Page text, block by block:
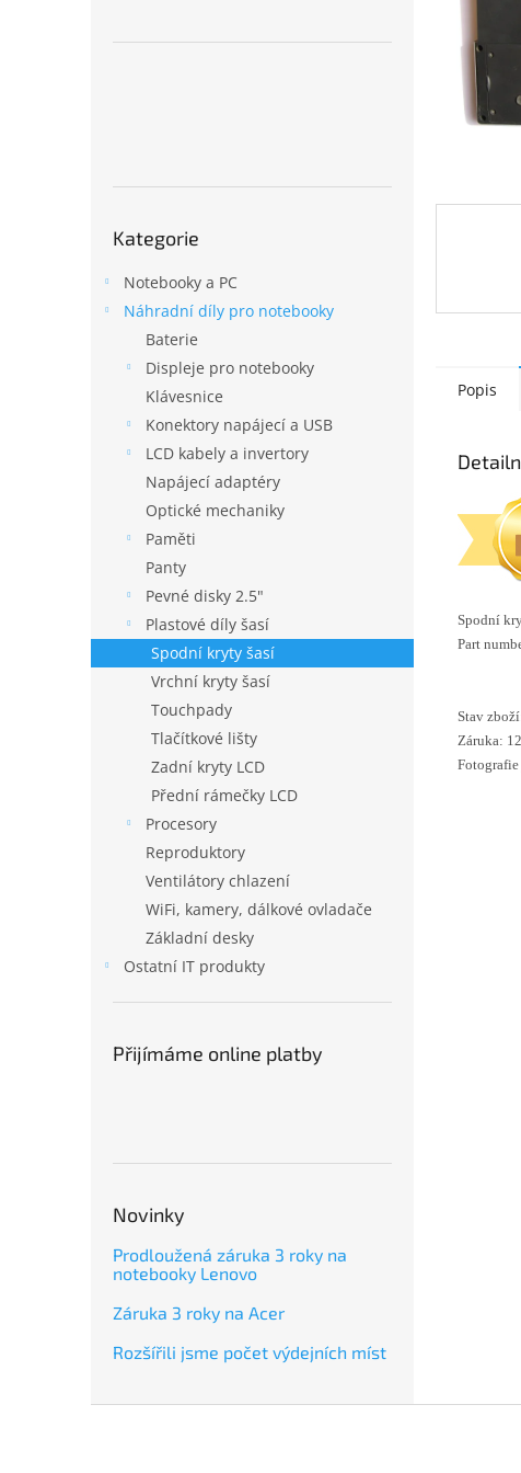
kategorie
Kategorie
Notebooky a PC
Náhradní díly pro notebooky
Baterie
Displeje pro notebooky
Klávesnice
Konektory napájecí a USB
LCD kabely a invertory
Napájecí adaptéry
Optické mechaniky
Paměti
Panty
Pevné disky 2.5"
Plastové díly šasí
Spodní kryty šasí
Vrchní kryty šasí
Touchpady
Tlačítkové lišty
Zadní kryty LCD
Přední rámečky LCD
Procesory
Reproduktory
Ventilátory chlazení
WiFi, kamery, dálkové ovladače
Základní desky
Ostatní IT produkty
Přijímáme online platby
Novinky
Prodloužená záruka 3 roky na
notebooky Lenovo
Záruka 3 roky na Acer
Rozšířili jsme počet výdejních míst
Popis
Spodní
Part
Stav
Záruka: